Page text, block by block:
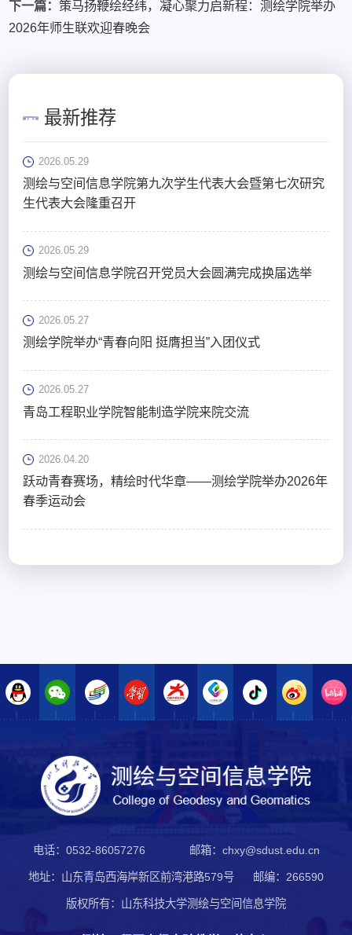
下一篇： 策马扬鞭绘经纬，凝心聚力启新程：测绘学院举办
2026年师生联欢迎春晚会
最新推荐
2026.05.29
测绘与空间信息学院第九次学生代表大会暨第七次研究
生代表大会隆重召开
2026.05.29
测绘与空间信息学院召开党员大会圆满完成换届选举
2026.05.27
测绘学院举办“青春向阳 挺膺担当”入团仪式
2026.05.27
青岛工程职业学院智能制造学院来院交流
2026.04.20
跃动青春赛场，精绘时代华章——测绘学院举办2026年
春季运动会
电话：0532-86057276 邮箱：chxy@sdust.edu.cn
地址：山东青岛西海岸新区前湾港路579号 邮编：266590
版权所有：山东科技大学测绘与空间信息学院